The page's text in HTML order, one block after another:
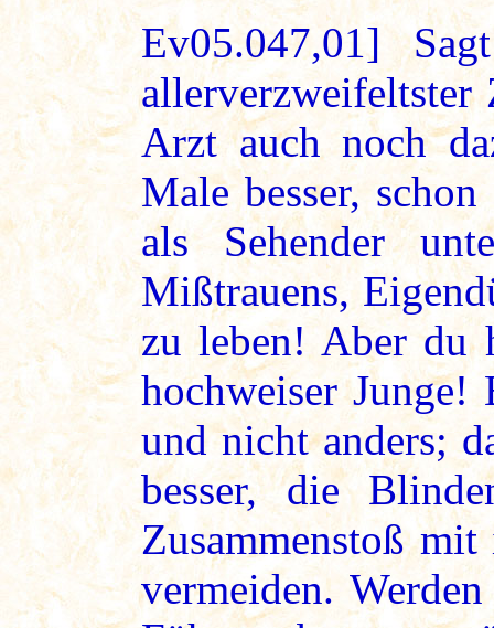
Ev05.047,01]
allerverzweifeltster
Arzt auch noch
Male besser,
als Sehender
Mißtrauens,
zu leben! Aber du
hochweiser
und nicht anders;
besser, die
Zusammenstoß
vermeiden.